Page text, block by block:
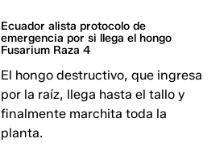
Ecuador alista protocolo de
emergencia por si llega el hongo
Fusarium Raza 4
El hongo destructivo, que ingresa
por la raíz, llega hasta el tallo y
finalmente marchita toda la
planta.